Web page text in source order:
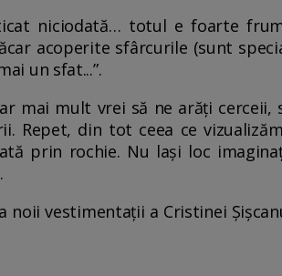
niciodată… totul e foarte
acoperite sfârcurile (sunt
un sfat...”.
mai mult vrei să ne arăți
Repet, din tot ceea ce
prin rochie. Nu lași loc
vestimentații a Cristinei